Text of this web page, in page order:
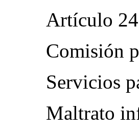
Artículo
Comisión
Servicios
Maltrato